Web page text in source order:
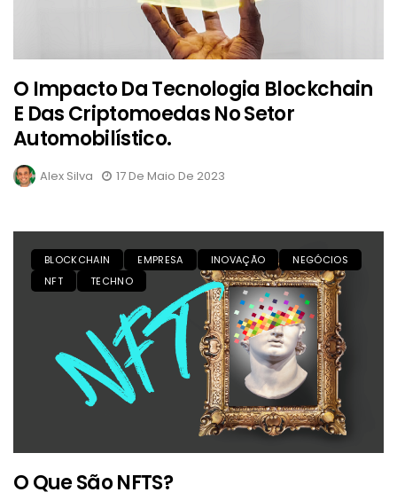
O Impacto Da Tecnologia Blockchain
E Das Criptomoedas No Setor
Automobilístico.
Alex Silva 17 De Maio De 2023
BLOCKCHAIN EMPRESA INOVAÇÃO
NEGÓCIOS
NFT
TECHNO
O Que São NFTS?